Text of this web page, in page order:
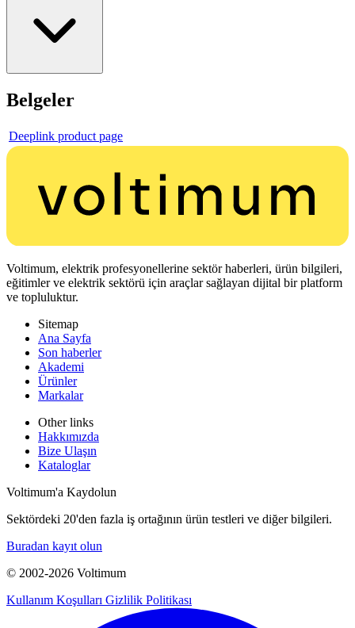
Belgeler
Deeplink product page
Voltimum, elektrik profesyonellerine sektör haberleri, ürün bilgileri,
eğitimler ve elektrik sektörü için araçlar sağlayan dijital bir platform
ve topluluktur.
Sitemap
Ana Sayfa
Son haberler
Akademi
Ürünler
Markalar
Other links
Hakkımızda
Bize Ulaşın
Kataloglar
Voltimum'a Kaydolun
Sektördeki 20'den fazla iş ortağının ürün testleri ve diğer bilgileri.
Buradan kayıt olun
© 2002-2026 Voltimum
Kullanım Koşulları Gizlilik Politikası